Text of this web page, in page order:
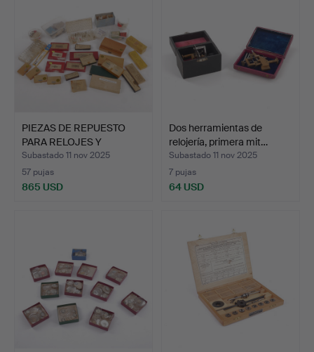
PIEZAS DE REPUESTO
PARA RELOJES Y
RELOJES,…
Subastado 11 nov 2025
57 pujas
865 USD
Dos herramientas de
relojería, primera mit…
Subastado 11 nov 2025
7 pujas
64 USD